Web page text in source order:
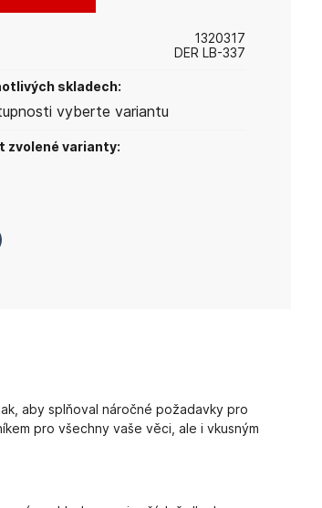
1320317
DER LB-337
skladech:
vyberte variantu
zvolené varianty:
aby splňoval náročné požadavky pro
pro všechny vaše věci, ale i vkusným